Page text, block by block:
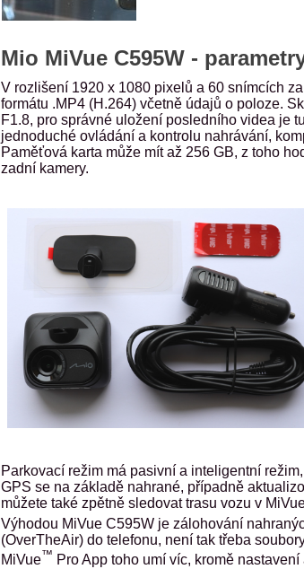
Mio MiVue C595W -
V rozlišení 1920 x 1080 pixelů a 60 snímcích
formátu .MP4 (H.264) včetně údajů o poloze.
F1.8, pro správné uložení posledního videa je
jednoduché ovládání a kontrolu nahrávání,
Paměťová karta může mít až 256 GB, z toho
zadní kamery.
Parkovací režim má pasivní a inteligentní
GPS se na základě nahrané, případně
můžete také zpětně sledovat trasu vozu v
Výhodou MiVue C595W je zálohování
(OverTheAir) do telefonu, není tak třeba
MiVue™ Pro App toho umí víc, kromě